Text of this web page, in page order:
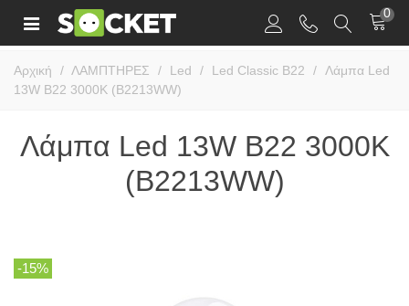
0
Αρχική / ΛΑΜΠΤΗΡΕΣ / Led / Led Classic B22 /
Λάμπα Led
13W B22 3000K (B2213WW)
Λάμπα Led 13W B22 3000K
(B2213WW)
-15%